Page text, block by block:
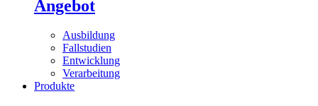
Angebot
Ausbildung
Fallstudien
Entwicklung
Verarbeitung
Produkte